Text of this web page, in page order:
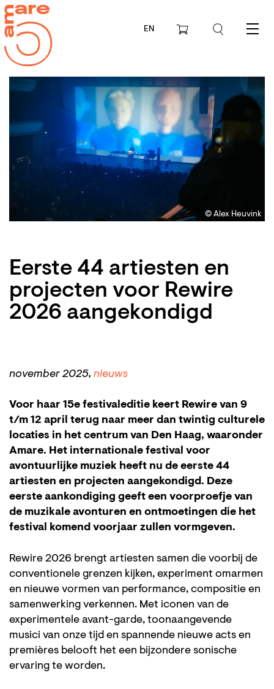
EN Menu
© Alex Heuvink
Eerste 44 artiesten en
projecten voor Rewire
2026 aangekondigd
november 2025, nieuws
Voor haar 15e festivaleditie keert Rewire van 9
t/m 12 april terug naar meer dan twintig culturele
locaties in het centrum van Den Haag, waaronder
Amare. Het internationale festival voor
avontuurlijke muziek heeft nu de eerste 44
artiesten en projecten aangekondigd. Deze
eerste aankondiging geeft een voorproefje van
de muzikale avonturen en ontmoetingen die het
festival komend voorjaar zullen vormgeven.
Rewire 2026 brengt artiesten samen die voorbij de
conventionele grenzen kijken, experiment omarmen
en nieuwe vormen van performance, compositie en
samenwerking verkennen. Met iconen van de
experimentele avant-garde, toonaangevende
musici van onze tijd en spannende nieuwe acts en
premières belooft het een bijzondere sonische
ervaring te worden.
Inzoomen Inzoomen